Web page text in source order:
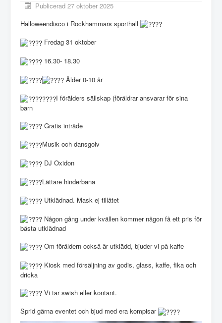
Publicerad 27 oktober 2025
Halloweendisco i Rockhammars sporthall
Fredag 31 oktober
16.30- 18.30
Ålder 0-10 år
I förälders sällskap (föräldrar ansvarar för sina
barn
Gratis inträde
Musik och dansgolv
DJ Oxidon
Lättare hinderbana
Utklädnad. Mask ej tillåtet
Någon gång under kvällen kommer någon få ett pris för
bästa utklädnad
Om föräldern också är utklädd, bjuder vi på kaffe
Kiosk med försäljning av godis, glass, kaffe, fika och
dricka
Vi tar swish eller kontant.
Sprid gärna eventet och bjud med era kompisar